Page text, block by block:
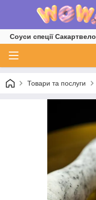
Соуси спеції Сакартвело
Товари та послуги